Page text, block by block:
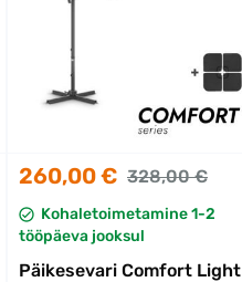
260,00 € 328,00 €
Kohaletoimetamine 1-2
tööpäeva jooksul
Päikesevari Comfort Light